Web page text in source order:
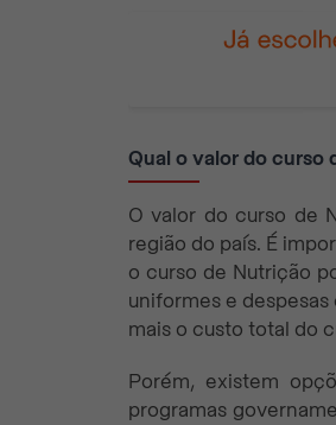
Qual o valor do curso
O valor do curso de
região do país. É
o curso de Nutrição
uniformes e despesas
mais o custo total do
Porém, existem
programas